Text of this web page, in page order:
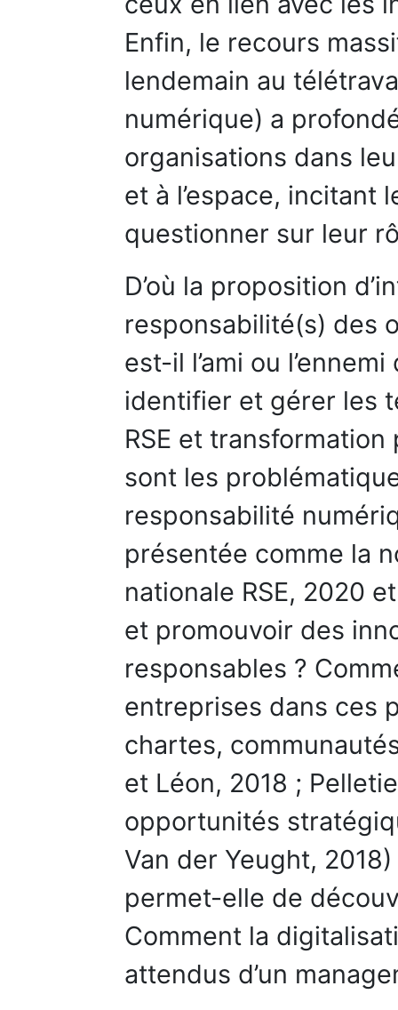
Enfin, le recours
lendemain au
numérique) a
organisations dans
et à l’espace, incitant
questionner sur leur
D’où la proposition
responsabilité(s) des
est-il l’ami ou
identifier et gérer les
RSE et
sont les
responsabilité
présentée comme la
nationale RSE, 2020
et promouvoir des
responsables ?
entreprises dans ces
chartes,
et Léon, 2018 ;
opportunités
Van der Yeught,
permet-elle de
Comment la
attendus d’un